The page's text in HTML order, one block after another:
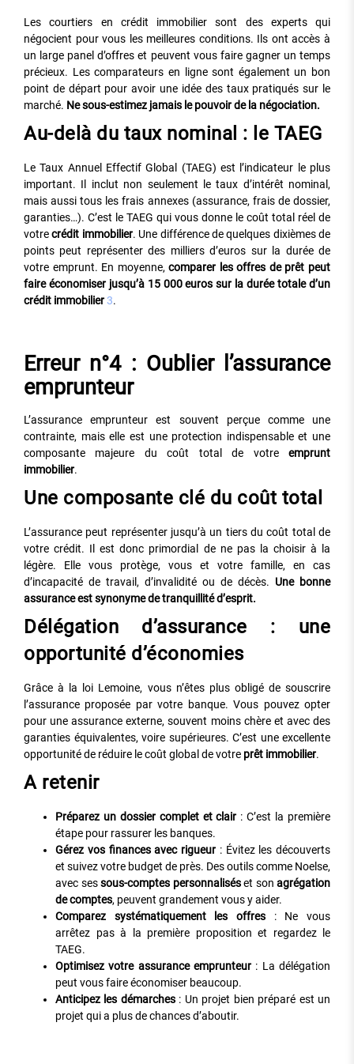
Les courtiers en crédit immobilier sont des experts qui
négocient pour vous les meilleures conditions. Ils ont accès à
un large panel d’offres et peuvent vous faire gagner un temps
précieux. Les comparateurs en ligne sont également un bon
point de départ pour avoir une idée des taux pratiqués sur le
marché. Ne sous-estimez jamais le pouvoir de la négociation.
Au-delà du taux nominal : le TAEG
Le Taux Annuel Effectif Global (TAEG) est l’indicateur le plus
important. Il inclut non seulement le taux d’intérêt nominal,
mais aussi tous les frais annexes (assurance, frais de dossier,
garanties…). C’est le TAEG qui vous donne le coût total réel de
votrecrédit immobilier. Une différence de quelques dixièmes de
points peut représenter des milliers d’euros sur la durée de
votre emprunt. En moyenne,comparer les offres de prêt peut
faire économiser jusqu’à 15 000 euros sur la durée totale d’un
crédit immobilier3.
Erreur n°4 : Oublier l’assurance
emprunteur
L’assurance emprunteur est souvent perçue comme une
contrainte, mais elle est une protection indispensable et une
composante majeure du coût total de votre emprunt
immobilier.
Une composante clé du coût total
L’assurance peut représenter jusqu’à un tiers du coût total de
votre crédit. Il est donc primordial de ne pas la choisir à la
légère. Elle vous protège, vous et votre famille, en cas
d’incapacité de travail, d’invalidité ou de décès. Une bonne
assurance est synonyme de tranquillité d’esprit.
Délégation d’assurance : une
opportunité d’économies
Grâce à la loi Lemoine, vous n’êtes plus obligé de souscrire
l’assurance proposée par votre banque. Vous pouvez opter
pour une assurance externe, souvent moins chère et avec des
garanties équivalentes, voire supérieures. C’est une excellente
opportunité de réduire le coût global de votre prêt immobilier.
A retenir
Préparez un dossier complet et clair: C’est la première
étape pour rassurer les banques.
Gérez vos finances avec rigueur: Évitez les découverts
et suivez votre budget de près. Des outils comme Noelse,
avec sessous-comptes personnaliséset son agrégation
de comptes, peuvent grandement vous y aider.
Comparez systématiquement les offres : Ne vous
arrêtez pas à la première proposition et regardez le
TAEG.
Optimisez votre assurance emprunteur: La délégation
peut vous faire économiser beaucoup.
Anticipez les démarches: Un projet bien préparé est un
projet qui a plus de chances d’aboutir.